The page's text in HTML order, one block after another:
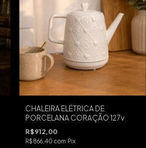
CHALEIRA ELÉTRICA DE
PORCELANA CORAÇÃO 127v
R$912,00
R$866,40 com Pix